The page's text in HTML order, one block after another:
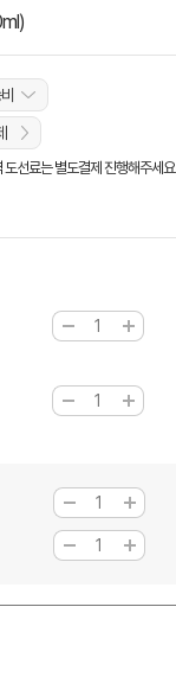
선료는 별도결제 진행해주세요